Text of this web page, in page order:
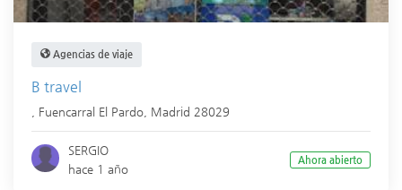
Agencias de viaje
B travel
Fuencarral El Pardo Madrid 28029
SERGIO
hace 1 año
Ahora abierto